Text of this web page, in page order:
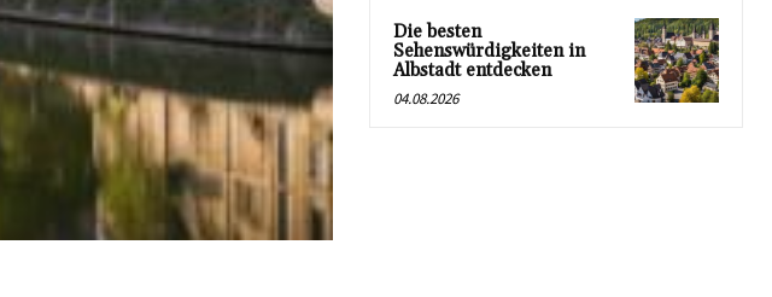
Die besten
Sehenswürdigkeiten in
Albstadt entdecken
04.08.2026